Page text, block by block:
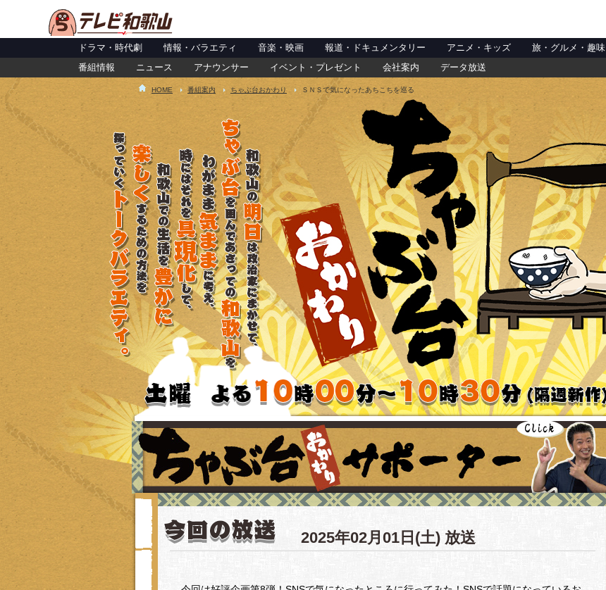
ドラマ・時代劇 情報・バラエティ 音楽・映画 報道・ドキュメンタリー アニメ・キッズ 旅・グルメ・趣味
番組情報
ニュース アナウンサー イベント・プレゼント 会社案内 データ放送
HOME 番組案内 ちゃぶ台おかわり ＳＮＳで気になったあちこちを巡る
2025年02月01日(土) 放送